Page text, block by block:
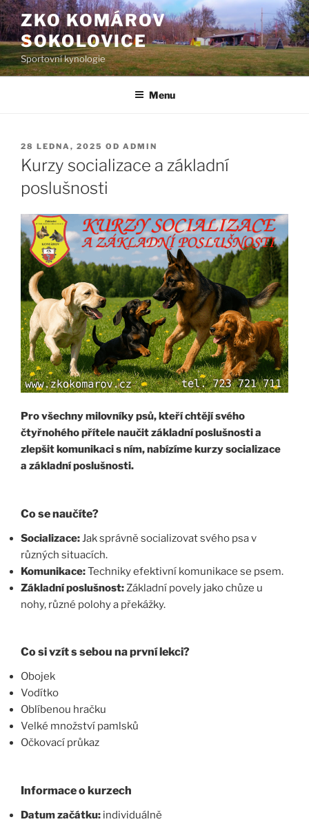
Přejít
k
obsahu
webu
ZKO KOMÁROV
SOKOLOVICE
Sportovní kynologie
Menu
PUBLIKOVÁNO
28 LEDNA, 2025 OD ADMIN
Kurzy socializace a základní
poslušnosti
Pro všechny milovníky psů, kteří chtějí svého
čtyřnohého přítele naučit základní poslušnosti a
zlepšit komunikaci s ním, nabízíme kurzy socializace
a základní poslušnosti.
Co se naučíte?
Socializace:Jak správně socializovat svého psa v
různých situacích.
Komunikace:Techniky efektivní komunikace se psem.
Základní poslušnost:Základní povely jako chůze u
nohy, různé polohy a překážky.
Co si vzít s sebou na první lekci?
Obojek
Vodítko
Oblíbenou hračku
Velké množství pamlsků
Očkovací průkaz
Informace o kurzech
Datum začátku: individuálně